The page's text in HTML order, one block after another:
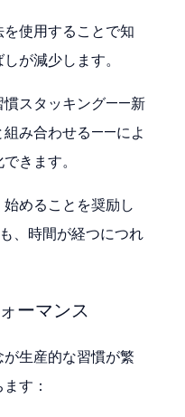
使用することで知
が減少します。
慣スタッキング——新
組み合わせる——によ
きます。
めることを奨励し
、時間が経つにつれ
ーマンス
生産的な習慣が繁
す：